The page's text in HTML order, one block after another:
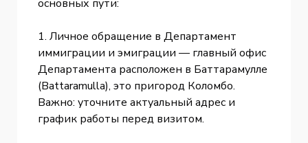
основных пути:
1. Личное обращение в Департамент
иммиграции и эмиграции — главный офис
Департамента расположен в Баттарамулле
(Battaramulla), это пригород Коломбо.
Важно: уточните актуальный адрес и
график работы перед визитом.